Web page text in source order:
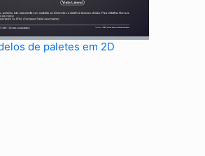
de paletes em 2D